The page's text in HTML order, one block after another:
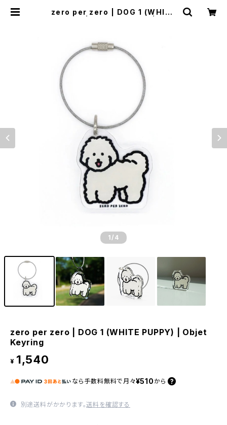
zero per zero | DOG 1 (WHITE
1 /4
zero per zero | DOG 1 (WHITE PUPPY) | Objet
Keyring
¥ 1,540
なら 手数料無料で 月々¥510 から
別途送料がかかります。送料を確認する